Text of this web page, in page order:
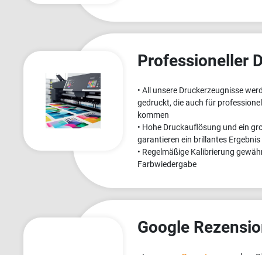
Professioneller
• All unsere Druckerzeugnisse
gedruckt, die auch für
kommen
• Hohe Druckauflösung und ein
garantieren ein brillantes Ergebnis
• Regelmäßige Kalibrierung
Farbwiedergabe
Google